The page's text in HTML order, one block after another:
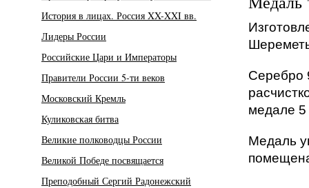
История в лицах. Россия XX-XXI вв.
Лидеры России
Российские Цари и Императоры
Правители России 5-ти веков
Московский Кремль
Куликовская битва
Великие полководцы России
Великой Победе посвящается
Преподобный Сергий Радонежский
Cеребро
медале 5
Медаль